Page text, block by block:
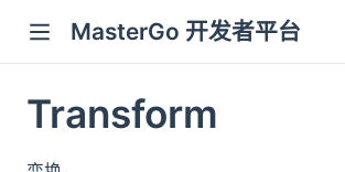
MasterGo 开发者平台
Transform